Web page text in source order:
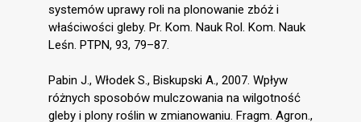
systemów uprawy roli na plonowanie zbóż i
właściwości gleby. Pr. Kom. Nauk Rol. Kom. Nauk
Leśn. PTPN, 93, 79–87.
Pabin J., Włodek S., Biskupski A., 2007. Wpływ
różnych sposobów mulczowania na wilgotność
gleby i plony roślin w zmianowaniu. Fragm. Agron.,